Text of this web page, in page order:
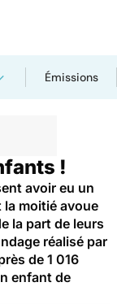
Émissions
!
avoir eu un
moitié avoue
la part de leurs
réalisé par
de 1 016
enfant de